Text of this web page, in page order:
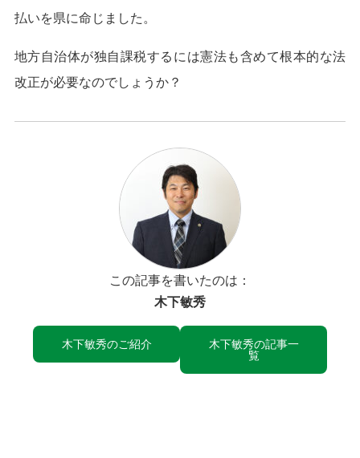
払いを県に命じました。
地方自治体が独自課税するには憲法も含めて根本的な法
改正が必要なのでしょうか？
この記事を書いたのは：
木下敏秀
木下敏秀のご紹介
木下敏秀の記事一
覧